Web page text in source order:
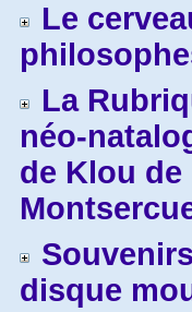
Le
La
néo-
de Klou de
disque